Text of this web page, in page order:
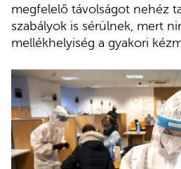
megfelelő távolságot nehéz
szabályok is sérülnek, mert
mellékhelyiség a gyakori